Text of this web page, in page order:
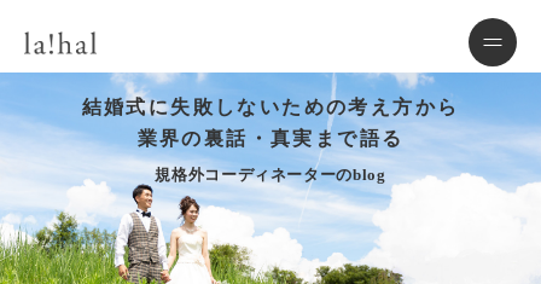
結婚式に失敗しないための考え方から
業界の裏話・真実まで語る
規格外コーディネーターのblog